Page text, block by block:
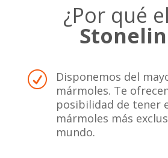
¿Por qué
R
Disponemos del
mármoles. Te
posibilidad de tener
mármoles más
mundo.